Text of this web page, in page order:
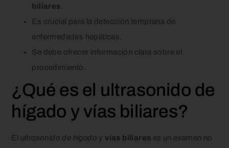
biliares
Es crucial para la detección temprana de
enfermedades hepáticas.
Se debe ofrecer información clara sobre el
procedimiento.
¿Qué es el ultrasonido de
hígado y vías biliares?
El ultrasonido de hígado y vías biliares es un examen no